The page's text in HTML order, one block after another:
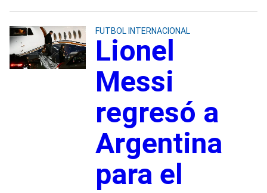
FUTBOL INTERNACIONAL
Lionel
Messi
regresó a
Argentina
para el